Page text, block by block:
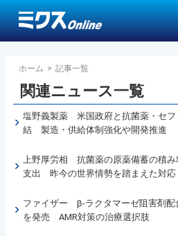
ホーム > 記事一覧
関連ニュース一覧
塩野義製薬 米国政府と抗菌薬・セフ
結 製造・供給体制強化や開発推進
上野厚労相 抗菌薬の原薬備蓄の積み
支出 昨今の世界情勢を踏まえた対応
ファイザー β-ラクタマーゼ阻害剤配
を発売 AMR対策の治療選択肢